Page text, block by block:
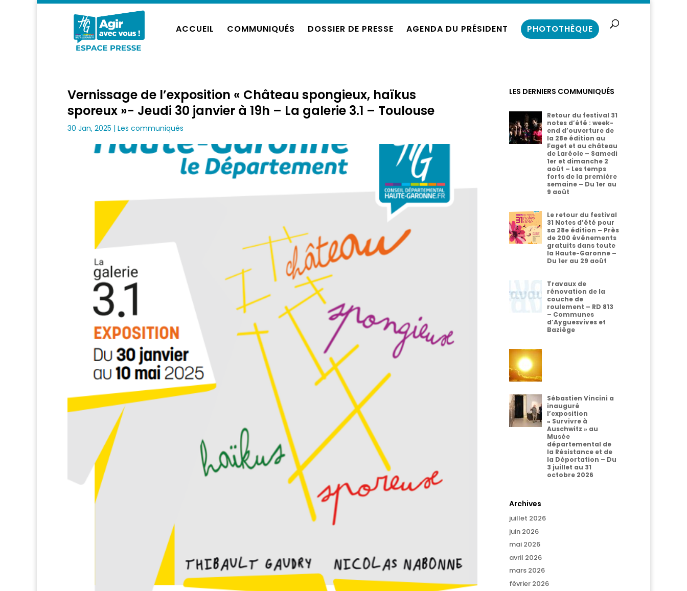
ACCUEIL COMMUNIQUÉS DOSSIER DE PRESSE AGENDA DU PRÉSIDENT PHOTOTHÈQUE
Vernissage de l’exposition « Château spongieux, haïkus
sporeux »- Jeudi 30 janvier à 19h – La galerie 3.1 – Toulouse
30 Jan, 2025 | Les communiqués
LES DERNIERS COMMUNIQUÉS
Retour du festival 31
notes d’été : week-
end d’ouverture de
la 28e édition au
Faget et au château
de Laréole – Samedi
1er et dimanche 2
août – Les temps
forts de la première
semaine – Du 1er au
9 août
Le retour du festival
31 Notes d’été pour
sa 28e édition – Près
de 200 événements
gratuits dans toute
la Haute-Garonne –
Du 1er au 29 août
Travaux de
rénovation de la
couche de
roulement – RD 813
– Communes
d’Ayguesvives et
Baziège
Sébastien Vincini a
inauguré
l’exposition
« Survivre à
Auschwitz » au
Musée
départemental de
la Résistance et de
la Déportation – Du
3 juillet au 31
octobre 2026
Archives
juillet 2026
juin 2026
mai 2026
avril 2026
mars 2026
février 2026